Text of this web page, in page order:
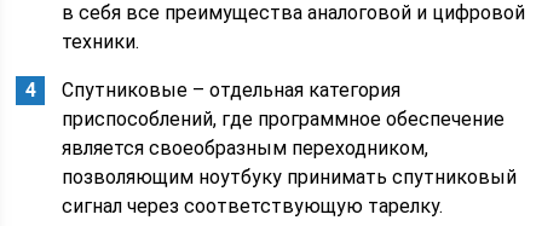
в себя все преимущества аналоговой и цифровой
техники.
Спутниковые – отдельная категория
приспособлений, где программное обеспечение
является своеобразным переходником,
позволяющим ноутбуку принимать спутниковый
сигнал через соответствующую тарелку.